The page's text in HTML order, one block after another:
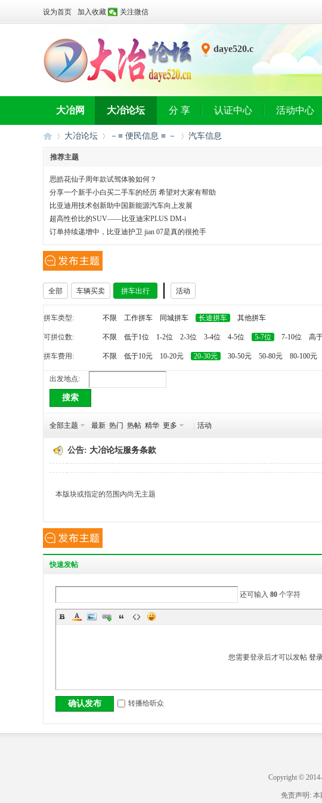
设为首页 加入收藏 关注微信
daye520.c
大冶网 大冶论坛 分 享 认证中心 活动中心
冶
网
丨
»
大冶论坛 －≡ 便民信息 ≡ －
›
汽车信息
推荐主题
思皓花仙子周年款试驾体验如何？
分享一个新手小白买二手车的经历 希望对大家有帮助
比亚迪用技术创新助中国新能源汽车向上发展
超高性价比的SUV——比亚迪宋PLUS DM-i
订单持续递增中，比亚迪护卫 jian 07是真的很抢手
全部 车辆买卖 拼车出行 活动
拼车类型: 不限 工作拼车 同城拼车 长途拼车 其他拼车
可拼位数: 不限 低于1位 1-2位 2-3位 3-4位 4-5位 5-7位 7-10位 高
拼车费用: 不限 低于10元 10-20元 20-30元 30-50元 50-80元 80-100元
出发地点:
搜索
全部主题 最新 热门 热帖 精华 更多 活动
公告: 大冶论坛服务条款
本版块或指定的范围内尚无主题
快速发帖
还可输入 80 个字符
您需要登录后才可以发帖 登
确认发布 转播给听众
Copyright ©
免责声明: